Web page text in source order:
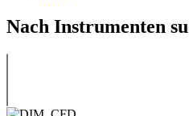
Nach Instrumenten